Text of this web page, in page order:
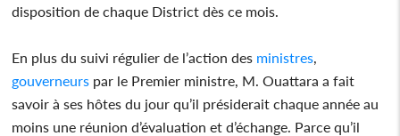
disposition de chaque District dès ce mois.
En plus du suivi régulier de l’action des ministres,
gouverneurs par le Premier ministre, M. Ouattara a fait
savoir à ses hôtes du jour qu’il présiderait chaque année au
moins une réunion d’évaluation et d’échange. Parce qu’il